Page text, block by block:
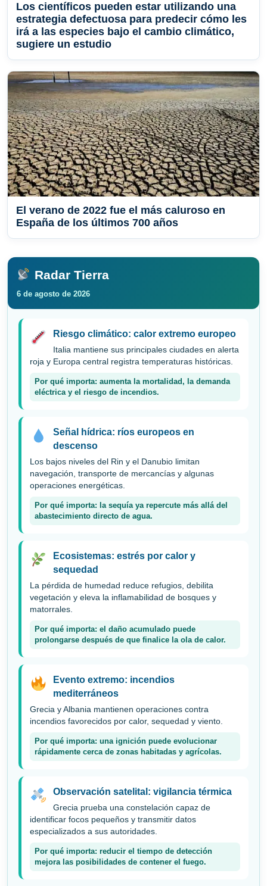
Los científicos pueden estar utilizando una
estrategia defectuosa para predecir cómo les
irá a las especies bajo el cambio climático,
sugiere un estudio
El verano de 2022 fue el más caluroso en
España de los últimos 700 años
Radar Tierra
6 de agosto de 2026
Riesgo climático: calor extremo europeo
Italia mantiene sus principales ciudades en alerta
roja y Europa central registra temperaturas históricas.
Por qué importa: aumenta la mortalidad, la demanda
eléctrica y el riesgo de incendios.
Señal hídrica: ríos europeos en
descenso
Los bajos niveles del Rin y el Danubio limitan
navegación, transporte de mercancías y algunas
operaciones energéticas.
Por qué importa: la sequía ya repercute más allá del
abastecimiento directo de agua.
Ecosistemas: estrés por calor y
sequedad
La pérdida de humedad reduce refugios, debilita
vegetación y eleva la inflamabilidad de bosques y
matorrales.
Por qué importa: el daño acumulado puede
prolongarse después de que finalice la ola de calor.
Evento extremo: incendios
mediterráneos
Grecia y Albania mantienen operaciones contra
incendios favorecidos por calor, sequedad y viento.
Por qué importa: una ignición puede evolucionar
rápidamente cerca de zonas habitadas y agrícolas.
Observación satelital: vigilancia térmica
Grecia prueba una constelación capaz de
identificar focos pequeños y transmitir datos
especializados a sus autoridades.
Por qué importa: reducir el tiempo de detección
mejora las posibilidades de contener el fuego.